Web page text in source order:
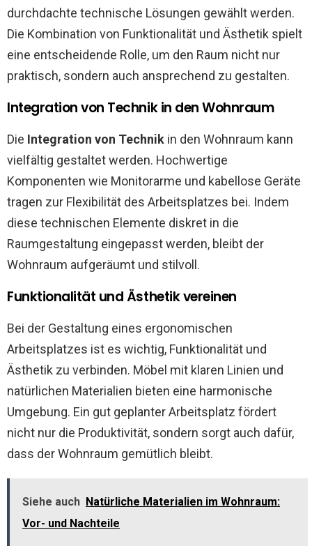
durchdachte technische Lösungen gewählt werden.
Die Kombination von Funktionalität und Ästhetik spielt
eine entscheidende Rolle, um den Raum nicht nur
praktisch, sondern auch ansprechend zu gestalten.
Integration von Technik in den Wohnraum
Die Integration von Technik in den Wohnraum kann
vielfältig gestaltet werden. Hochwertige
Komponenten wie Monitorarme und kabellose Geräte
tragen zur Flexibilität des Arbeitsplatzes bei. Indem
diese technischen Elemente diskret in die
Raumgestaltung eingepasst werden, bleibt der
Wohnraum aufgeräumt und stilvoll.
Funktionalität und Ästhetik vereinen
Bei der Gestaltung eines ergonomischen
Arbeitsplatzes ist es wichtig, Funktionalität und
Ästhetik zu verbinden. Möbel mit klaren Linien und
natürlichen Materialien bieten eine harmonische
Umgebung. Ein gut geplanter Arbeitsplatz fördert
nicht nur die Produktivität, sondern sorgt auch dafür,
dass der Wohnraum gemütlich bleibt.
Siehe auch Natürliche Materialien im Wohnraum:
Vor- und Nachteile